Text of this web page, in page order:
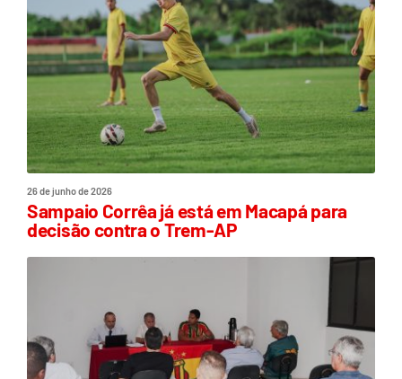
26 de junho de 2026
Sampaio Corrêa já está em Macapá para
decisão contra o Trem-AP